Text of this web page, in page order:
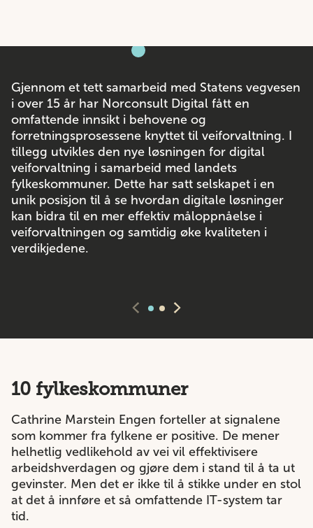
Gjennom et tett samarbeid med Statens vegvesen
i over 15 år har Norconsult Digital fått en
omfattende innsikt i behovene og
forretningsprosessene knyttet til veiforvaltning. I
tillegg utvikles den nye løsningen for digital
veiforvaltning i samarbeid med landets
fylkeskommuner. Dette har satt selskapet i en
unik posisjon til å se hvordan digitale løsninger
kan bidra til en mer effektiv måloppnåelse i
veiforvaltningen og samtidig øke kvaliteten i
verdikjedene.
10 fylkeskommuner
Cathrine Marstein Engen forteller at signalene
som kommer fra fylkene er positive. De mener
helhetlig vedlikehold av vei vil effektivisere
arbeidshverdagen og gjøre dem i stand til å ta ut
gevinster. Men det er ikke til å stikke under en stol
at det å innføre et så omfattende IT-system tar
tid.